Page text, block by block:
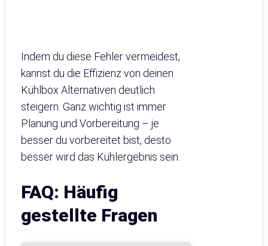
Indem du diese Fehler vermeidest,
kannst du die Effizienz von deinen
Kühlbox Alternativen deutlich
steigern. Ganz wichtig ist immer
Planung und Vorbereitung – je
besser du vorbereitet bist, desto
besser wird das Kühlergebnis sein.
FAQ: Häufig
gestellte Fragen